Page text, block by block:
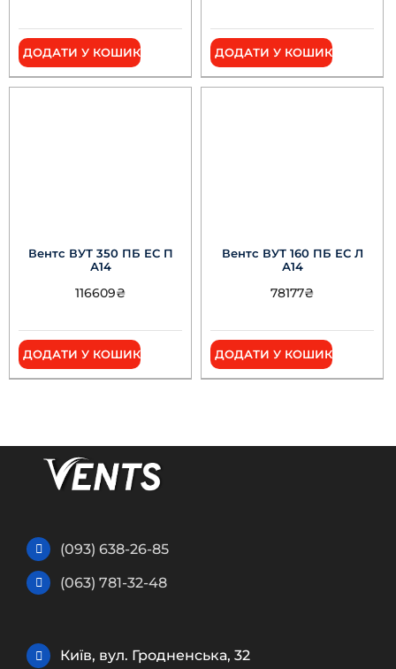
ДОДАТИ У КОШИК ДОДАТИ У КОШИК
Вентс ВУТ 350 ПБ ЕС П
А14
116609₴
ДОДАТИ У КОШИК
Вентс ВУТ 160 ПБ ЕС Л
А14
78177₴
ДОДАТИ У КОШИК
(093) 638-26-85
(063) 781-32-48
Київ, вул. Гродненська, 32